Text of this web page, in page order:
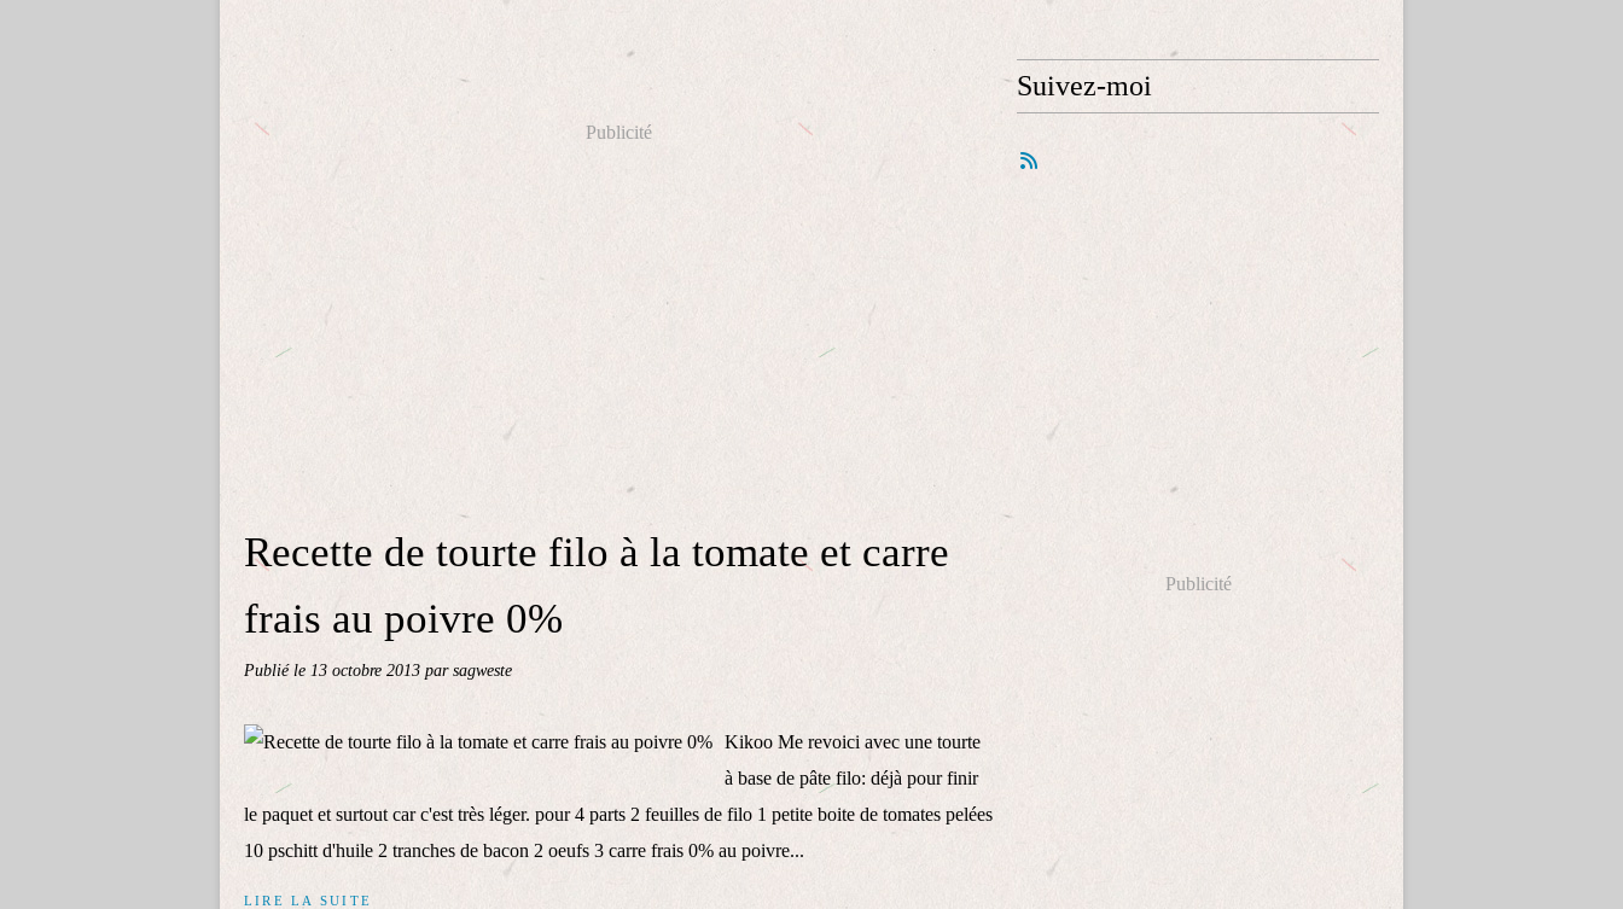
Publicité
Recette de tourte filo à la tomate et carre
frais au poivre 0%
Publié le 13 octobre 2013 par sagweste
Kikoo Me revoici avec une tourte
à base de pâte filo: déjà pour finir
le paquet et surtout car c'est très léger. pour 4 parts 2 feuilles de filo 1 petite boite de tomates pelées
10 pschitt d'huile 2 tranches de bacon 2 oeufs 3 carre frais 0% au poivre...
LIRE LA SUITE
Suivez-moi
Publicité